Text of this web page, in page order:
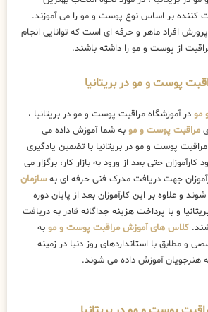
کننده بر اساس نوع پوست و مو را می آموزند.
افراد ماهر و حرفه ای است که توانایی انجام
از پوست و مو را داشته باشند.
پوست و مو در بریتانیا
مو در آموزشگاه مراقبت پوست و مو در بریتانیا ،
مراقبت پوست و مو به شما آموزش داده می
پوست و مو در بریتانیا با تضمین یادگیری
حتی بعد از ورود به بازار کار، برگزار می
جهت دریافت مدرک فنی حرفه ای بهسازمان
و علاوه بر این کارآموزان بعد از پایان دوره
و با پرداخت هزینه جداگانه قادر به دریافت
کلاس های آموزش مراقبت پوست و مو به
و مطابق با استانداردهای روز دنیا در زمینه
هنرجویان آموزش داده می شوند.